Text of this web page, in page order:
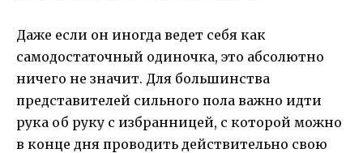
Даже если он иногда ведет себя как
самодостаточный одиночка, это абсолютно
ничего не значит. Для большинства
представителей сильного пола важно идти
рука об руку с избранницей, с которой можно
в конце дня проводить действительно свою